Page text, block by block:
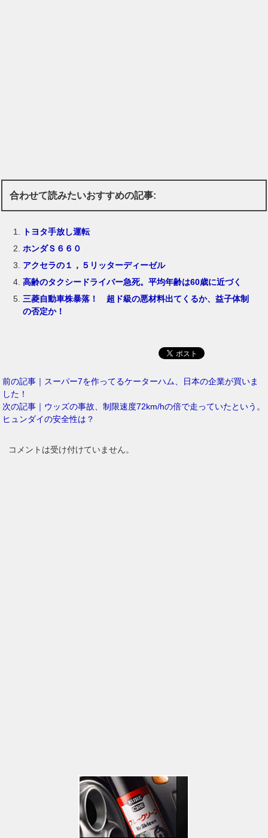
合わせて読みたいおすすめの記事:
トヨタ手放し運転
ホンダＳ６６０
アクセラの１，５リッターディーゼル
高齢のタクシードライバー急死。平均年齢は60歳に近づく
三菱自動車株暴落！ 超ド級の悪材料出てくるか、益子体制
の否定か！
前の記事｜スーパー7を作ってるケーターハム、日本の企業が買いま
した！
次の記事｜ウッズの事故、制限速度72km/hの倍で走っていたという。
ヒュンダイの安全性は？
コメントは受け付けていません。